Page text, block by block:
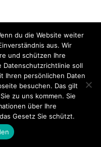
W-1 HOCHWASSER
Über uns
Bilder
byWordPress.
du die Website weiter
aus. Wir
und schützen Ihre
Datenschutzrichtlinie soll
Ihren persönlichen Daten
besuchen. Das gilt
zu uns kommen. Sie
über Ihre
Gesetz Sie schützt.